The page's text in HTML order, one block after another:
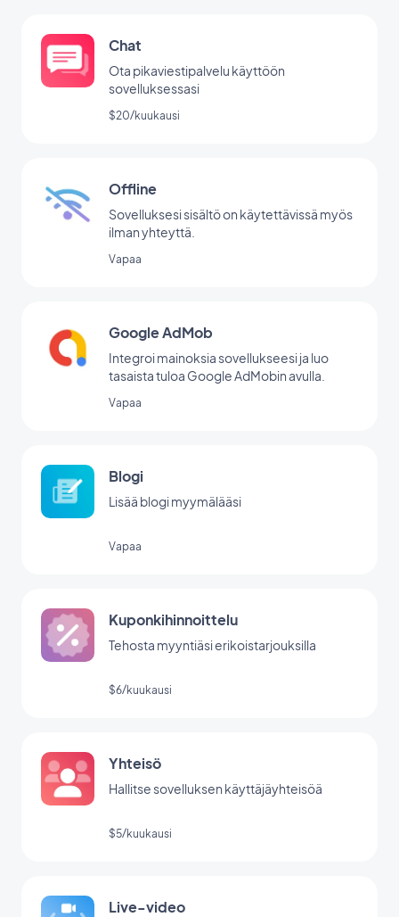
Chat
Ota pikaviestipalvelu käyttöön
sovelluksessasi
$20/kuukausi
Offline
Sovelluksesi sisältö on käytettävissä myös
ilman yhteyttä.
Vapaa
Google AdMob
Integroi mainoksia sovellukseesi ja luo
tasaista tuloa Google AdMobin avulla.
Vapaa
Blogi
Lisää blogi myymälääsi
Vapaa
Kuponkihinnoittelu
Tehosta myyntiäsi erikoistarjouksilla
$6/kuukausi
Yhteisö
Hallitse sovelluksen käyttäjäyhteisöä
$5/kuukausi
Live-video